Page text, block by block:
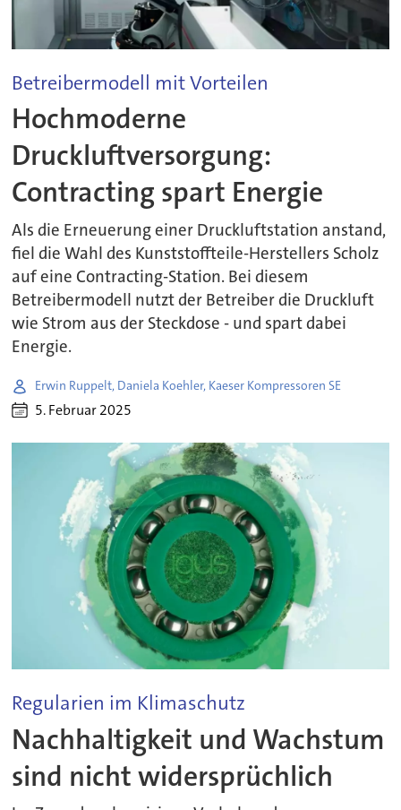
Betreibermodell mit Vorteilen
Hochmoderne
Druckluftversorgung:
Contracting spart Energie
Als die Erneuerung einer Druckluftstation anstand,
fiel die Wahl des Kunststoffteile-Herstellers Scholz
auf eine Contracting-Station. Bei diesem
Betreibermodell nutzt der Betreiber die Druckluft
wie Strom aus der Steckdose - und spart dabei
Energie.
Erwin Ruppelt, Daniela Koehler, Kaeser Kompressoren SE
5. Februar 2025
Regularien im Klimaschutz
Nachhaltigkeit und Wachstum
sind nicht widersprüchlich